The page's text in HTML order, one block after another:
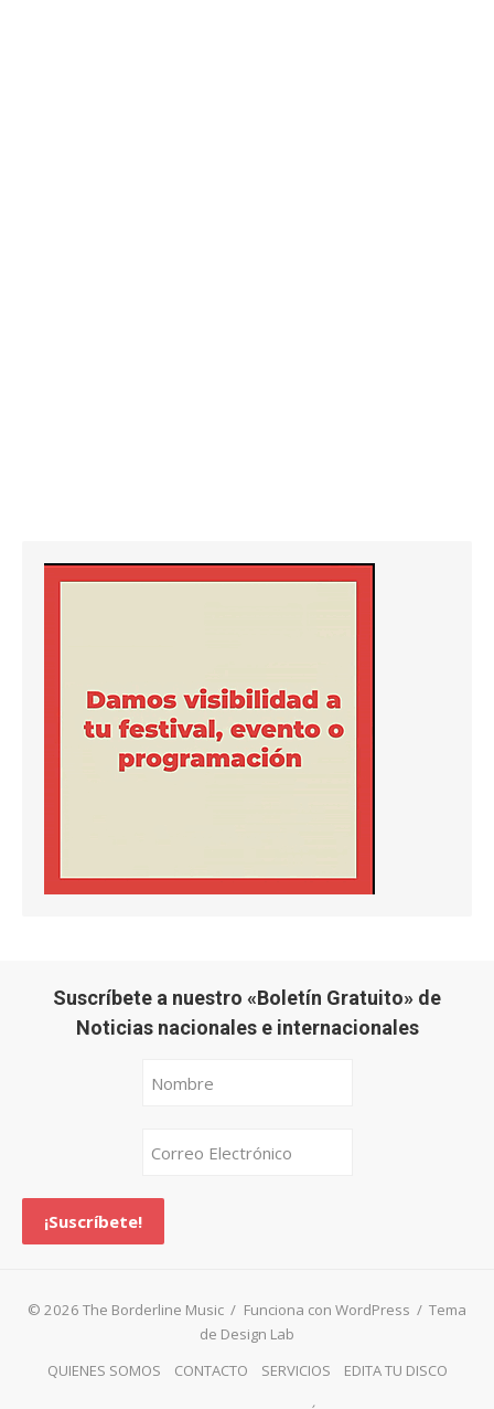
Suscríbete a nuestro «Boletín Gratuito» de
Noticias nacionales e internacionales
© 2026 The Borderline Music / Funciona con WordPress / Tema
de Design Lab
QUIENES SOMOS
CONTACTO SERVICIOS EDITA TU DISCO